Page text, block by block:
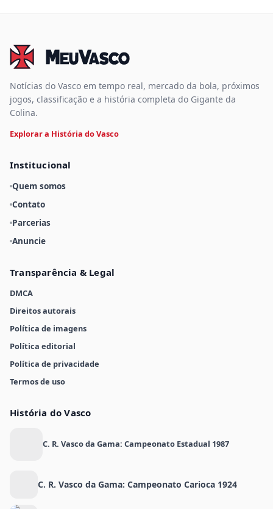
Notícias do Vasco em tempo real, mercado da bola, próximos
jogos, classificação e a história completa do Gigante da
Colina.
Explorar a História do Vasco
Institucional
Quem somos
Contato
Parcerias
Anuncie
Transparência & Legal
DMCA
Direitos autorais
Política de imagens
Política editorial
Política de privacidade
Termos de uso
História do Vasco
C. R. Vasco da Gama: Campeonato Estadual 1987
C. R. Vasco da Gama: Campeonato Carioca 1924